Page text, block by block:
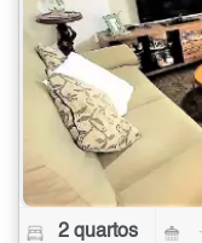
2 quartos